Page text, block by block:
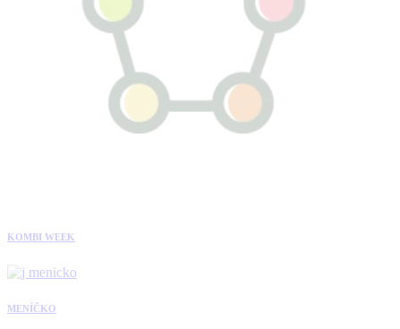
KOMBI WEEK
MENÍČKO